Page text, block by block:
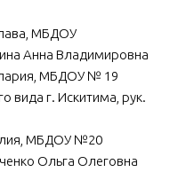
МБДОУ
Анна Владимировна
МБДОУ № 19
вида г. Искитима, рук.
МБДОУ №20
Ольга Олеговна